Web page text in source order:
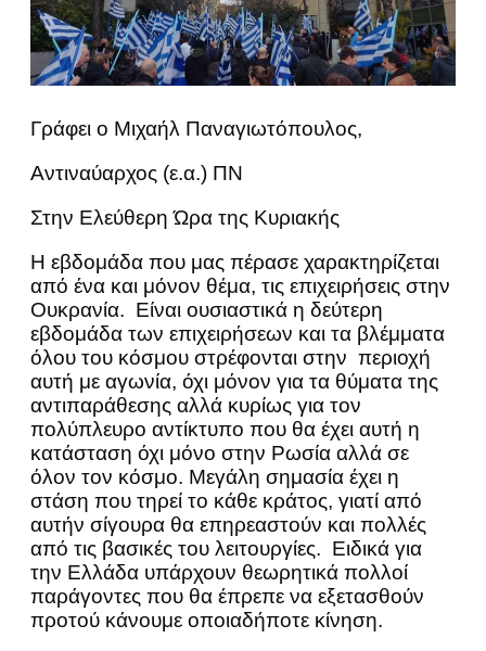
Γράφει ο Μιχαήλ Παναγιωτόπουλος,
Αντιναύαρχος (ε.α.) ΠΝ
Στην Ελεύθερη Ώρα της Κυριακής
Η εβδομάδα που μας πέρασε χαρακτηρίζεται
από ένα και μόνον θέμα, τις επιχειρήσεις στην
Ουκρανία. Είναι ουσιαστικά η δεύτερη
εβδομάδα των επιχειρήσεων και τα βλέμματα
όλου του κόσμου στρέφονται στην περιοχή
αυτή με αγωνία, όχι μόνον για τα θύματα της
αντιπαράθεσης αλλά κυρίως για τον
πολύπλευρο αντίκτυπο που θα έχει αυτή η
κατάσταση όχι μόνο στην Ρωσία αλλά σε
όλον τον κόσμο. Μεγάλη σημασία έχει η
στάση που τηρεί το κάθε κράτος, γιατί από
αυτήν σίγουρα θα επηρεαστούν και πολλές
από τις βασικές του λειτουργίες. Ειδικά για
την Ελλάδα υπάρχουν θεωρητικά πολλοί
παράγοντες που θα έπρεπε να εξετασθούν
προτού κάνουμε οποιαδήποτε κίνηση.